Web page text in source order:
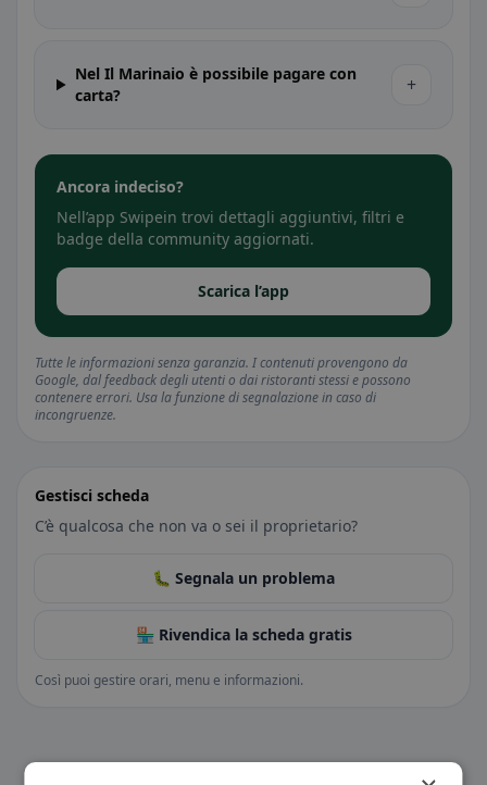
Nel Il Marinaio è possibile pagare con
carta?
+
Ancora indeciso?
Nell’app Swipein trovi dettagli aggiuntivi, filtri e
badge della community aggiornati.
Scarica l’app
Tutte le informazioni senza garanzia. I contenuti provengono da
Google, dal feedback degli utenti o dai ristoranti stessi e possono
contenere errori. Usa la funzione di segnalazione in caso di
incongruenze.
Gestisci scheda
C’è qualcosa che non va o sei il proprietario?
🐛 Segnala un problema
🏪 Rivendica la scheda gratis
Così puoi gestire orari, menu e informazioni.